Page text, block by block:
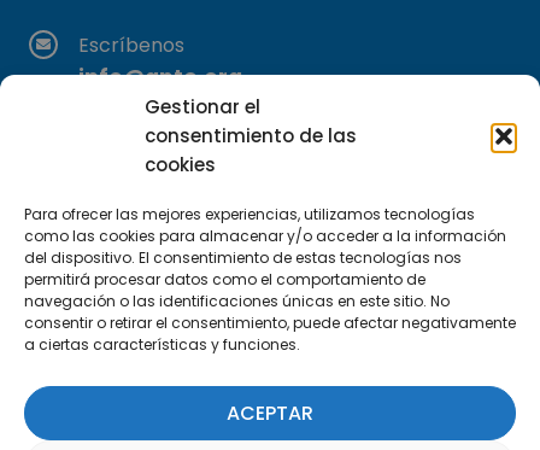
Gestionar el
consentimiento de las
cookies
Para ofrecer las mejores experiencias, utilizamos tecnologías
como las cookies para almacenar y/o acceder a la información
del dispositivo. El consentimiento de estas tecnologías nos
permitirá procesar datos como el comportamiento de
navegación o las identificaciones únicas en este sitio. No
consentir o retirar el consentimiento, puede afectar negativamente
a ciertas características y funciones.
ACEPTAR
Escríbenos
info@apte.org
Encuéntranos
C/Marie Curie, 35
29590 Campanillas, Málaga
Suscríbete a nuestra Newsletter